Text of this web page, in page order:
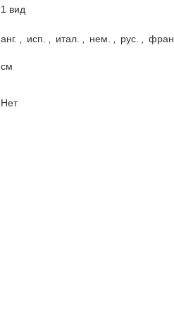
1 вид
анг. исп. итал. нем. рус. фран.
см
Нет